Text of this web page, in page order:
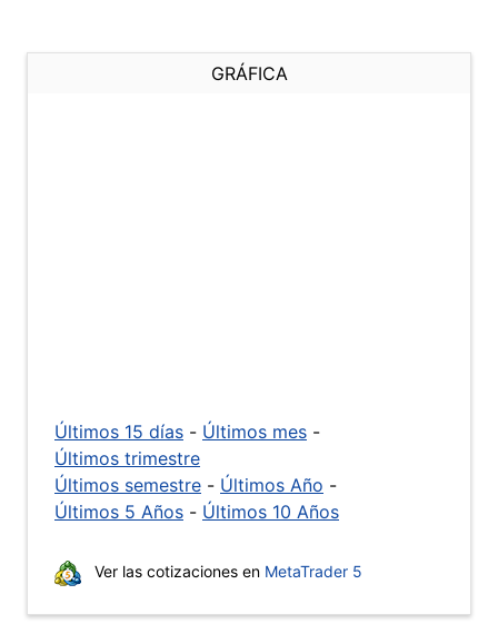
GRÁFICA
Últimos 15 días - Últimos mes -
Últimos trimestre
Últimos semestre - Últimos Año -
Últimos 5 Años - Últimos 10 Años
Ver las cotizaciones en MetaTrader 5